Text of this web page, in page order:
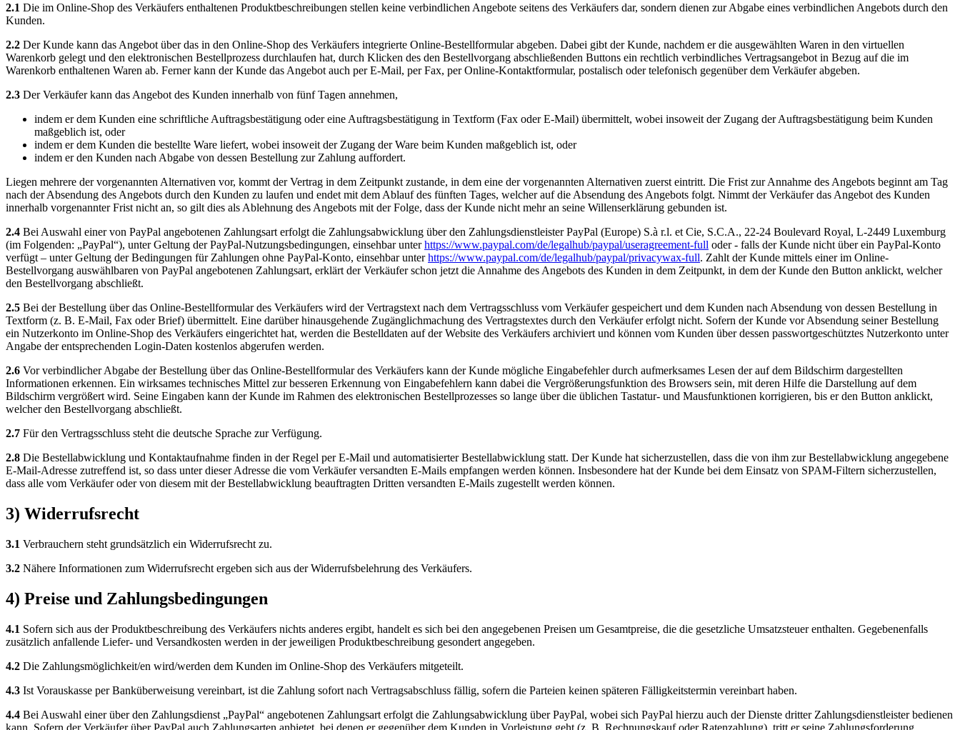
2.1 Die im Online-Shop des Verkäufers enthaltenen Produktbeschreibungen stellen keine verbindlichen Angebote seitens des Verkäufers dar, sondern dienen zur Abgabe eines verbindlichen Angebots durch den
Kunden.
2.2 Der Kunde kann das Angebot über das in den Online-Shop des Verkäufers integrierte Online-Bestellformular abgeben. Dabei gibt der Kunde, nachdem er die ausgewählten Waren in den virtuellen
Warenkorb gelegt und den elektronischen Bestellprozess durchlaufen hat, durch Klicken des den Bestellvorgang abschließenden Buttons ein rechtlich verbindliches Vertragsangebot in Bezug auf die im
Warenkorb enthaltenen Waren ab. Ferner kann der Kunde das Angebot auch per E-Mail, per Fax, per Online-Kontaktformular, postalisch oder telefonisch gegenüber dem Verkäufer abgeben.
2.3 Der Verkäufer kann das Angebot des Kunden innerhalb von fünf Tagen annehmen,
indem er dem Kunden eine schriftliche Auftragsbestätigung oder eine Auftragsbestätigung in Textform (Fax oder E-Mail) übermittelt, wobei insoweit der Zugang der Auftragsbestätigung beim Kunden
maßgeblich ist, oder
indem er dem Kunden die bestellte Ware liefert, wobei insoweit der Zugang der Ware beim Kunden maßgeblich ist, oder
indem er den Kunden nach Abgabe von dessen Bestellung zur Zahlung auffordert.
Liegen mehrere der vorgenannten Alternativen vor, kommt der Vertrag in dem Zeitpunkt zustande, in dem eine der vorgenannten Alternativen zuerst eintritt. Die Frist zur Annahme des Angebots beginnt am Tag
nach der Absendung des Angebots durch den Kunden zu laufen und endet mit dem Ablauf des fünften Tages, welcher auf die Absendung des Angebots folgt. Nimmt der Verkäufer das Angebot des Kunden
innerhalb vorgenannter Frist nicht an, so gilt dies als Ablehnung des Angebots mit der Folge, dass der Kunde nicht mehr an seine Willenserklärung gebunden ist.
2.4 Bei Auswahl einer von PayPal angebotenen Zahlungsart erfolgt die Zahlungsabwicklung über den Zahlungsdienstleister PayPal (Europe) S.à r.l. et Cie, S.C.A., 22-24 Boulevard Royal, L-2449 Luxemburg
(im Folgenden: „PayPal“), unter Geltung der PayPal-Nutzungsbedingungen, einsehbar unterhttps://www.paypal.com/de/legalhub/paypal/useragreement-full oder - falls der Kunde nicht über ein PayPal-Konto
verfügt – unter Geltung der Bedingungen für Zahlungen ohne PayPal-Konto, einsehbar unterhttps://www.paypal.com/de/legalhub/paypal/privacywax-full. Zahlt der Kunde mittels einer im Online-
Bestellvorgang auswählbaren von PayPal angebotenen Zahlungsart, erklärt der Verkäufer schon jetzt die Annahme des Angebots des Kunden in dem Zeitpunkt, in dem der Kunde den Button anklickt, welcher
den Bestellvorgang abschließt.
2.5 Bei der Bestellung über das Online-Bestellformular des Verkäufers wird der Vertragstext nach dem Vertragsschluss vom Verkäufer gespeichert und dem Kunden nach Absendung von dessen Bestellung in
Textform (z. B. E-Mail, Fax oder Brief) übermittelt. Eine darüber hinausgehende Zugänglichmachung des Vertragstextes durch den Verkäufer erfolgt nicht. Sofern der Kunde vor Absendung seiner Bestellung
ein Nutzerkonto im Online-Shop des Verkäufers eingerichtet hat, werden die Bestelldaten auf der Website des Verkäufers archiviert und können vom Kunden über dessen passwortgeschütztes Nutzerkonto unter
Angabe der entsprechenden Login-Daten kostenlos abgerufen werden.
2.6 Vor verbindlicher Abgabe der Bestellung über das Online-Bestellformular des Verkäufers kann der Kunde mögliche Eingabefehler durch aufmerksames Lesen der auf dem Bildschirm dargestellten
Informationen erkennen. Ein wirksames technisches Mittel zur besseren Erkennung von Eingabefehlern kann dabei die Vergrößerungsfunktion des Browsers sein, mit deren Hilfe die Darstellung auf dem
Bildschirm vergrößert wird. Seine Eingaben kann der Kunde im Rahmen des elektronischen Bestellprozesses so lange über die üblichen Tastatur- und Mausfunktionen korrigieren, bis er den Button anklickt,
welcher den Bestellvorgang abschließt.
2.7 Für den Vertragsschluss steht die deutsche Sprache zur Verfügung.
2.8 Die Bestellabwicklung und Kontaktaufnahme finden in der Regel per E-Mail und automatisierter Bestellabwicklung statt. Der Kunde hat sicherzustellen, dass die von ihm zur Bestellabwicklung angegebene
E-Mail-Adresse zutreffend ist, so dass unter dieser Adresse die vom Verkäufer versandten E-Mails empfangen werden können. Insbesondere hat der Kunde bei dem Einsatz von SPAM-Filtern sicherzustellen,
dass alle vom Verkäufer oder von diesem mit der Bestellabwicklung beauftragten Dritten versandten E-Mails zugestellt werden können.
3) Widerrufsrecht
3.1 Verbrauchern steht grundsätzlich ein Widerrufsrecht zu.
3.2 Nähere Informationen zum Widerrufsrecht ergeben sich aus der Widerrufsbelehrung des Verkäufers.
4) Preise und Zahlungsbedingungen
4.1 Sofern sich aus der Produktbeschreibung des Verkäufers nichts anderes ergibt, handelt es sich bei den angegebenen Preisen um Gesamtpreise, die die gesetzliche Umsatzsteuer enthalten. Gegebenenfalls
zusätzlich anfallende Liefer- und Versandkosten werden in der jeweiligen Produktbeschreibung gesondert angegeben.
4.2 Die Zahlungsmöglichkeit/en wird/werden dem Kunden im Online-Shop des Verkäufers mitgeteilt.
4.3 Ist Vorauskasse per Banküberweisung vereinbart, ist die Zahlung sofort nach Vertragsabschluss fällig, sofern die Parteien keinen späteren Fälligkeitstermin vereinbart haben.
4.4 Bei Auswahl einer über den Zahlungsdienst „PayPal“ angebotenen Zahlungsart erfolgt die Zahlungsabwicklung über PayPal, wobei sich PayPal hierzu auch der Dienste dritter Zahlungsdienstleister bedienen
kann. Sofern der Verkäufer über PayPal auch Zahlungsarten anbietet, bei denen er gegenüber dem Kunden in Vorleistung geht (z. B. Rechnungskauf oder Ratenzahlung), tritt er seine Zahlungsforderung